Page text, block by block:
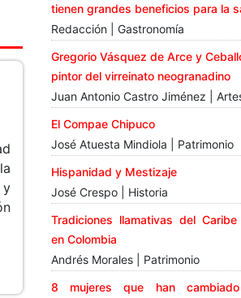
y
tienen grandes beneficios para la
Redacción | Gastronomía
Gregorio Vásquez de Arce y
pintor del virreinato neogranadino
Juan Antonio Castro Jiménez |
El Compae Chipuco
José Atuesta Mindiola | Patrimonio
Hispanidad y Mestizaje
José Crespo | Historia
Tradiciones llamativas del Caribe
en Colombia
Andrés Morales | Patrimonio
8 mujeres que han